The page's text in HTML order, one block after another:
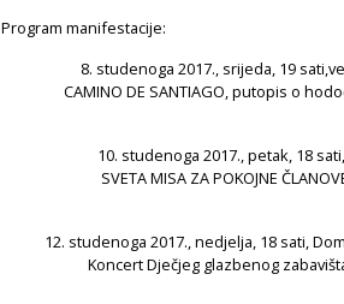
Program manifestacije:
8. studenoga 2017., srijeda, 19
CAMINO DE SANTIAGO, putopis o
10. studenoga 2017., petak, 18
SVETA MISA ZA POKOJNE
12. studenoga 2017., nedjelja, 18 sati,
Koncert Dječjeg glazbenog